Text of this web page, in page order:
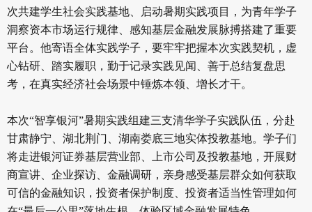
次共建学生社会实践基地、启动暑期实践项目，为青年学子
洞察资本市场运行规律、感知基层金融发展脉搏搭建了重要
平台。他寄语全体实践学子，要牢牢把握本次实践契机，虚
心钻研、踏实履职，勤于记录实践见闻、善于总结复盘思
考，在真实经济社会场景中锤炼本领、增长才干。
本次“智享银河”暑期实践组建三支清华学子实践队伍，分赴
甘肃静宁、湖北荆门、湖南娄底三地实体投教基地。学子们
将走进银河证券基层营业部、上市公司及投教基地，开展财
商宣讲、企业探访、金融调研，亲身感受基层群众如何获取
可信的金融知识，投资者保护制度、投资者适当性管理如何